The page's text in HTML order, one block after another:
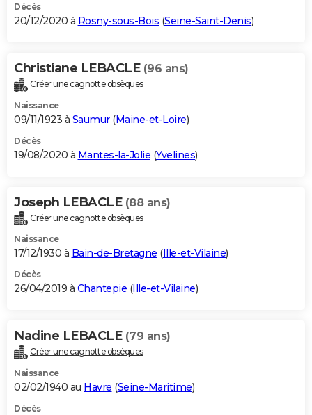
Décès
20/12/2020 à Rosny-sous-Bois (Seine-Saint-Denis)
Christiane LEBACLE (96 ans)
Créer une cagnotte obsèques
Naissance
09/11/1923 à Saumur(Maine-et-Loire)
Décès
19/08/2020 à Mantes-la-Jolie (Yvelines)
Joseph LEBACLE (88 ans)
Créer une cagnotte obsèques
Naissance
17/12/1930 à Bain-de-Bretagne (Ille-et-Vilaine)
Décès
26/04/2019 à Chantepie (Ille-et-Vilaine)
Nadine LEBACLE (79 ans)
Créer une cagnotte obsèques
Naissance
02/02/1940 au Havre (Seine-Maritime)
Décès